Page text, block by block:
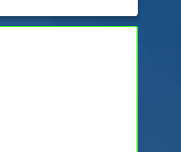
18/03/2022